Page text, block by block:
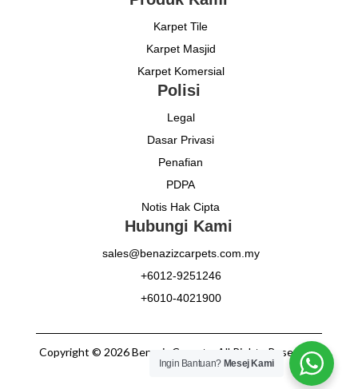
Karpet Tile
Karpet Masjid
Karpet Komersial
Polisi
Legal
Dasar Privasi
Penafian
PDPA
Notis Hak Cipta
Hubungi Kami
sales@benazizcarpets.com.my
+6012-9251246
+6010-4021900
Copyright © 2026 Benaziz Carpets. All Rights Reserved.
Ingin Bantuan? Mesej Kami